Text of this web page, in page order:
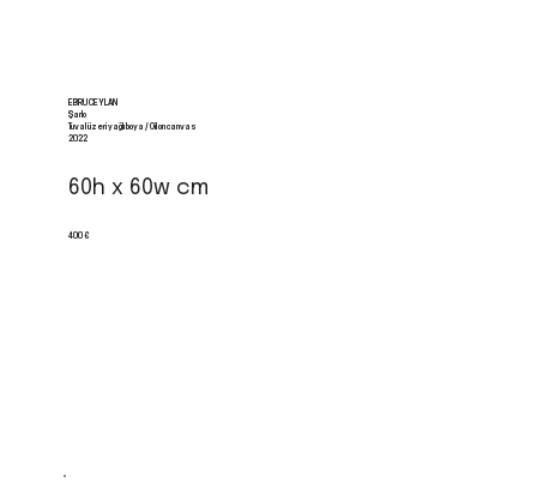
EBRU CEYLAN
Şarlo
2022
60h x 60w cm
Tuval üzeri yağlı boya / Oil on canvas
400 €